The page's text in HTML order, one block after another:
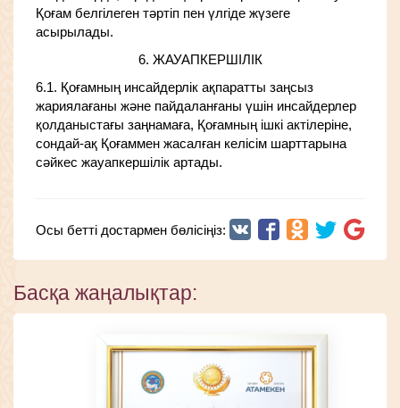
Қоғам белгілеген тәртіп пен үлгіде жүзеге
асырылады.
6. ЖАУАПКЕРШІЛІК
6.1. Қоғамның инсайдерлік ақпаратты заңсыз
жариялағаны және пайдаланғаны үшін инсайдерлер
қолданыстағы заңнамаға, Қоғамның ішкі актілеріне,
сондай-ақ Қоғаммен жасалған келісім шарттарына
сәйкес жауапкершілік артады.
Осы бетті достармен бөлісіңіз:
Басқа жаңалықтар: